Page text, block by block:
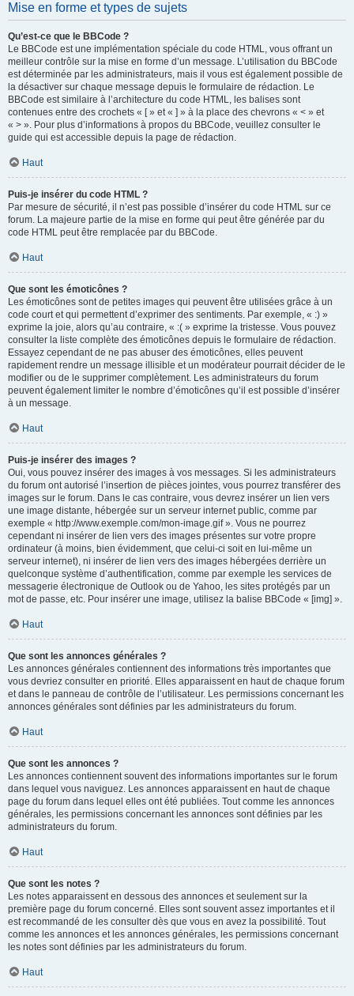
Mise en forme et types de sujets
Qu’est-ce que le BBCode ?
Le BBCode est une implémentation spéciale du code HTML, vous offrant un
meilleur contrôle sur la mise en forme d’un message. L’utilisation du BBCode
est déterminée par les administrateurs, mais il vous est également possible de
la désactiver sur chaque message depuis le formulaire de rédaction. Le
BBCode est similaire à l’architecture du code HTML, les balises sont
contenues entre des crochets « [ » et « ] » à la place des chevrons « < » et
« > ». Pour plus d’informations à propos du BBCode, veuillez consulter le
guide qui est accessible depuis la page de rédaction.
Haut
Puis-je insérer du code HTML ?
Par mesure de sécurité, il n’est pas possible d’insérer du code HTML sur ce
forum. La majeure partie de la mise en forme qui peut être générée par du
code HTML peut être remplacée par du BBCode.
Haut
Que sont les émoticônes ?
Les émoticônes sont de petites images qui peuvent être utilisées grâce à un
code court et qui permettent d’exprimer des sentiments. Par exemple, « :) »
exprime la joie, alors qu’au contraire, « :( » exprime la tristesse. Vous pouvez
consulter la liste complète des émoticônes depuis le formulaire de rédaction.
Essayez cependant de ne pas abuser des émoticônes, elles peuvent
rapidement rendre un message illisible et un modérateur pourrait décider de le
modifier ou de le supprimer complètement. Les administrateurs du forum
peuvent également limiter le nombre d’émoticônes qu’il est possible d’insérer
à un message.
Haut
Puis-je insérer des images ?
Oui, vous pouvez insérer des images à vos messages. Si les administrateurs
du forum ont autorisé l’insertion de pièces jointes, vous pourrez transférer des
images sur le forum. Dans le cas contraire, vous devrez insérer un lien vers
une image distante, hébergée sur un serveur internet public, comme par
exemple « http://www.exemple.com/mon-image.gif ». Vous ne pourrez
cependant ni insérer de lien vers des images présentes sur votre propre
ordinateur (à moins, bien évidemment, que celui-ci soit en lui-même un
serveur internet), ni insérer de lien vers des images hébergées derrière un
quelconque système d’authentification, comme par exemple les services de
messagerie électronique de Outlook ou de Yahoo, les sites protégés par un
mot de passe, etc. Pour insérer une image, utilisez la balise BBCode « [img] ».
Haut
Que sont les annonces générales ?
Les annonces générales contiennent des informations très importantes que
vous devriez consulter en priorité. Elles apparaissent en haut de chaque forum
et dans le panneau de contrôle de l’utilisateur. Les permissions concernant les
annonces générales sont définies par les administrateurs du forum.
Haut
Que sont les annonces ?
Les annonces contiennent souvent des informations importantes sur le forum
dans lequel vous naviguez. Les annonces apparaissent en haut de chaque
page du forum dans lequel elles ont été publiées. Tout comme les annonces
générales, les permissions concernant les annonces sont définies par les
administrateurs du forum.
Haut
Que sont les notes ?
Les notes apparaissent en dessous des annonces et seulement sur la
première page du forum concerné. Elles sont souvent assez importantes et il
est recommandé de les consulter dès que vous en avez la possibilité. Tout
comme les annonces et les annonces générales, les permissions concernant
les notes sont définies par les administrateurs du forum.
Haut